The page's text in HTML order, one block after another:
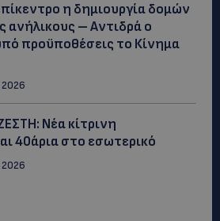
η δημιουργία δομών
ανήλικους – Αντιδρά ο
προϋποθέσεις το Κίνημα
Νέα κίτρινη
40άρια στο εσωτερικό